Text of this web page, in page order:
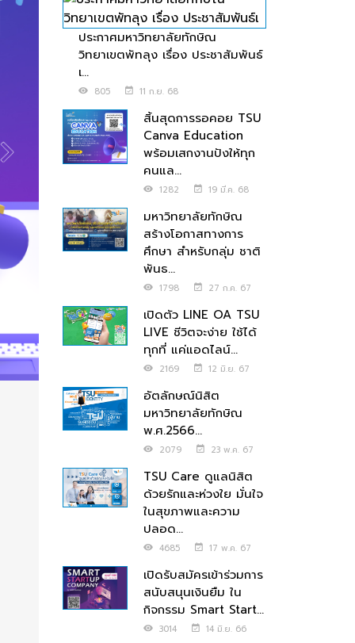
ประกาศมหาวิทยาลัยทักษิณ
วิทยาเขตพัทลุง เรื่อง ประชาสัมพันธ์
เ...
805 11 ก.ย. 68
สิ้นสุดการรอคอย TSU
Canva Education
พร้อมเสกงานปังให้ทุก
คนแล...
1282 19 มี.ค. 68
มหาวิทยาลัยทักษิณ
สร้างโอกาสทางการ
ศึกษา สำหรับกลุ่ม ชาติ
พันธ...
1798 27 ก.ค. 67
เปิดตัว LINE OA TSU
LIVE ชีวิตจะง่าย ใช้ได้
ทุกที่ แค่แอดไลน์...
2169 12 มิ.ย. 67
อัตลักษณ์นิสิต
มหาวิทยาลัยทักษิณ
พ.ศ.2566...
2079 23 พ.ค. 67
TSU Care ดูแลนิสิต
ด้วยรักและห่วงใย มั่นใจ
ในสุขภาพและความ
ปลอด...
4685 17 พ.ค. 67
เปิดรับสมัครเข้าร่วมการ
สนับสนุนเงินยืม ใน
กิจกรรม Smart Start...
3014 14 มิ.ย. 66